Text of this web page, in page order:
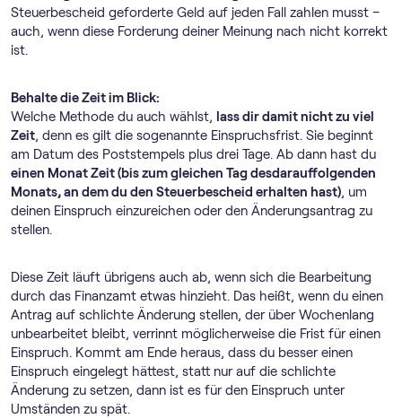
Steuerbescheid geforderte Geld auf jeden Fall zahlen musst –
auch, wenn diese Forderung deiner Meinung nach nicht korrekt
ist.
Behalte die Zeit im Blick:
Welche Methode du auch wählst, lass dir damit nicht zu viel
Zeit, denn es gilt die sogenannte Einspruchsfrist. Sie beginnt
am Datum des Poststempels plus drei Tage. Ab dann hast du
einen Monat Zeit (bis zum gleichen Tag desdarauffolgenden
Monats, an dem du den Steuerbescheid erhalten hast), um
deinen Einspruch einzureichen oder den Änderungsantrag zu
stellen.
Diese Zeit läuft übrigens auch ab, wenn sich die Bearbeitung
durch das Finanzamt etwas hinzieht. Das heißt, wenn du einen
Antrag auf schlichte Änderung stellen, der über Wochenlang
unbearbeitet bleibt, verrinnt möglicherweise die Frist für einen
Einspruch. Kommt am Ende heraus, dass du besser einen
Einspruch eingelegt hättest, statt nur auf die schlichte
Änderung zu setzen, dann ist es für den Einspruch unter
Umständen zu spät.